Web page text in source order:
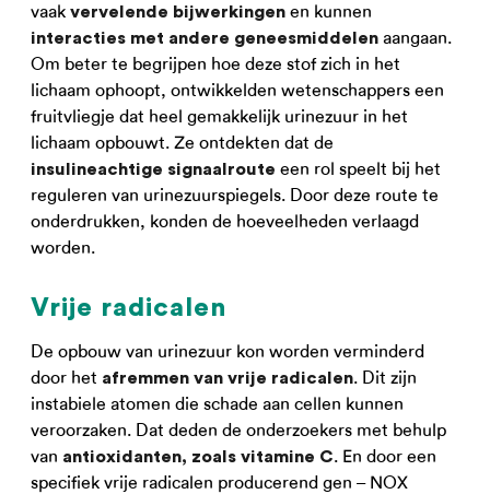
vaak vervelende bijwerkingen en kunnen
interacties met andere geneesmiddelen aangaan.
Om beter te begrijpen hoe deze stof zich in het
lichaam ophoopt, ontwikkelden wetenschappers een
fruitvliegje dat heel gemakkelijk urinezuur in het
lichaam opbouwt. Ze ontdekten dat de
insulineachtige signaalroute een rol speelt bij het
reguleren van urinezuurspiegels. Door deze route te
onderdrukken, konden de hoeveelheden verlaagd
worden.
Vrije radicalen
De opbouw van urinezuur kon worden verminderd
door het afremmen van vrije radicalen. Dit zijn
instabiele atomen die schade aan cellen kunnen
veroorzaken. Dat deden de onderzoekers met behulp
van antioxidanten, zoals vitamine C. En door een
specifiek vrije radicalen producerend gen – NOX